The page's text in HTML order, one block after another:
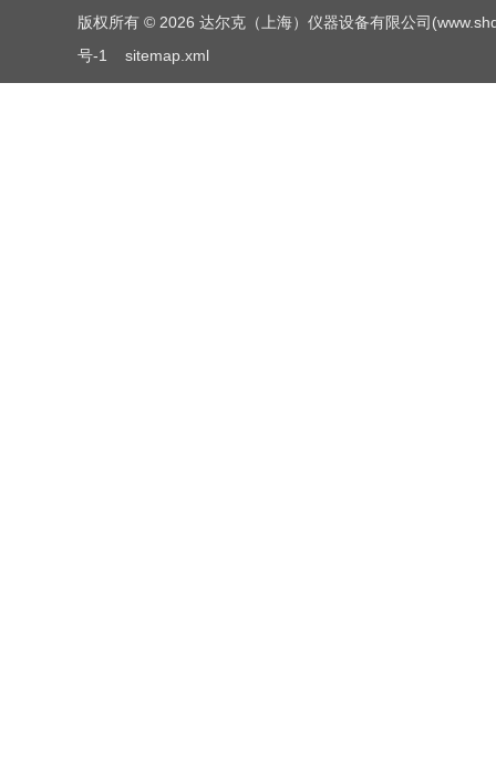
版权所有 © 2026 达尔克（上海）仪器设备有限公司
号-1
sitemap.xml